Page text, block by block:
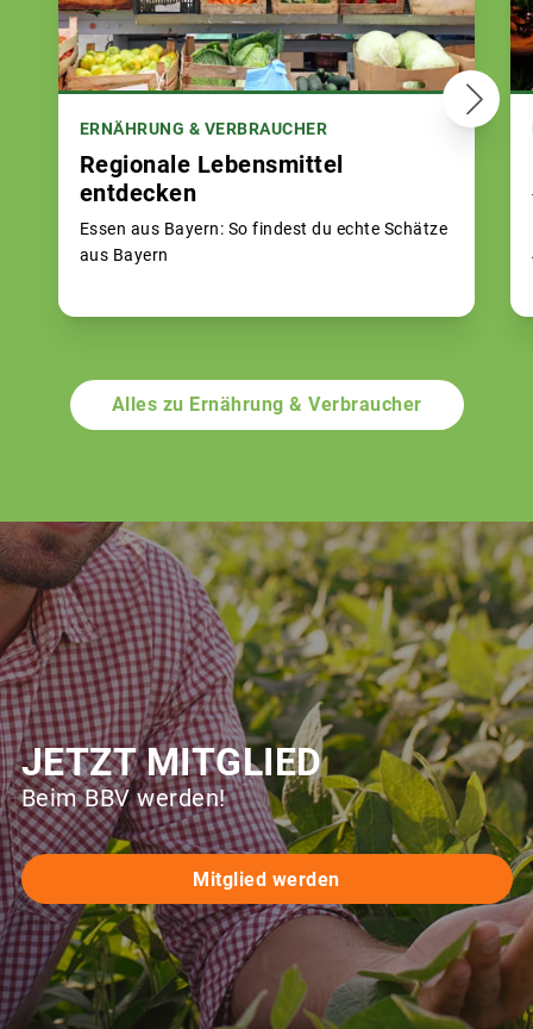
ERNÄHRUNG & VERBRAUCHER
Regionale Lebensmittel
entdecken
Essen aus Bayern: So findest du echte Schätze
aus Bayern
Alles zu Ernährung & Verbraucher
JETZT MITGLIED
Beim BBV werden!
Mitglied werden